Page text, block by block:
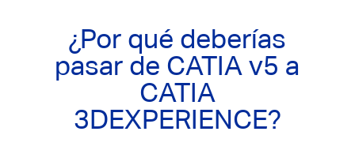
¿Por qué deberías
pasar de CATIA v5 a
CATIA
3DEXPERIENCE?